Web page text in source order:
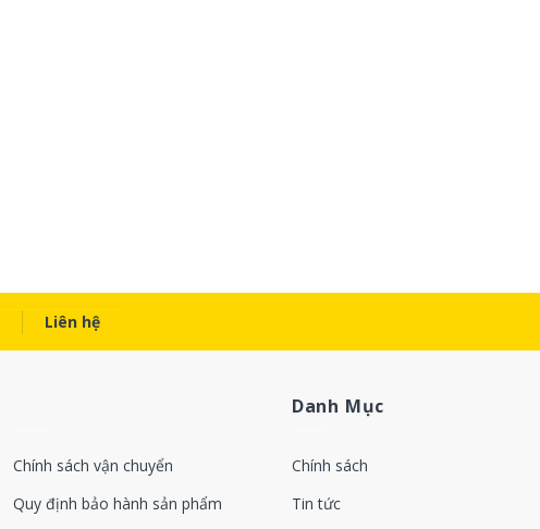
Liên hệ
Chính sách vận chuyển
Quy định bảo hành sản phẩm
Danh Mục
Chính sách
Tin tức